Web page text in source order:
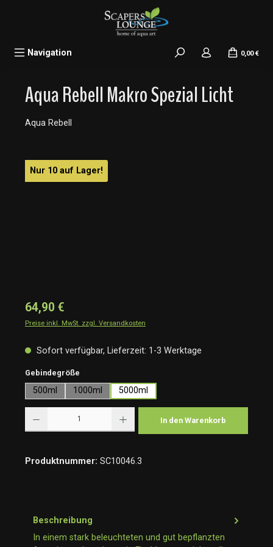
Navigation 0,00 €
Aqua Rebell Makro Spezial Licht
Aqua Rebell
Bildergalerie überspringen
Nur 10 auf Lager!
64,90 €
Preise inkl. MwSt. zzgl. Versandkosten
Sofort verfügbar, Lieferzeit: 1-3 Werktage
Gebindegröße
500ml 1000ml 5000ml
In den Warenkorb
Produktnummer: SC10046.3
Beschreibung
In einem stark beleuchteten und gut bepflanzten